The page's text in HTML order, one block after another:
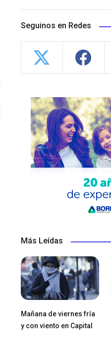
Seguinos en Redes
Más Leídas
Mañana de viernes fría
y con viento en Capital